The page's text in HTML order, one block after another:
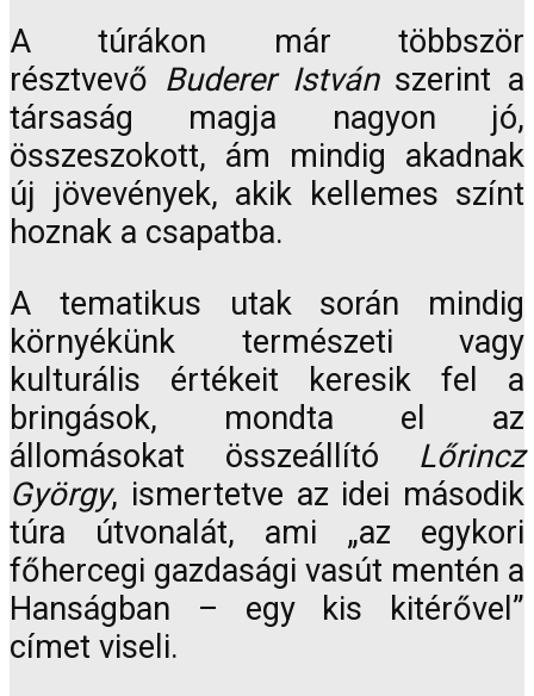
A túrákon már többször
résztvevő Buderer Istvánszerint a
társaság magja nagyon jó,
összeszokott, ám mindig akadnak
új jövevények, akik kellemes színt
hoznak a csapatba.
A tematikus utak során mindig
környékünk természeti vagy
kulturális értékeit keresik fel a
bringások, mondta el az
állomásokat összeállító Lőrincz
György, ismertetve az idei második
túra útvonalát, ami „az egykori
főhercegi gazdasági vasút mentén a
Hanságban – egy kis kitérővel”
címet viseli.